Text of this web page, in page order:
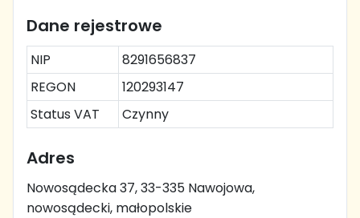
Dane rejestrowe
NIP
8291656837
REGON
120293147
Status VAT
Czynny
Adres
Nowosądecka 37, 33-335 Nawojowa,
nowosądecki, małopolskie